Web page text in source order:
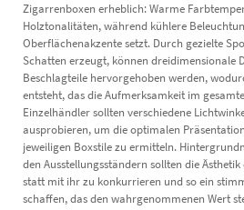
Zigarrenboxen erheblich: Warme
Holztonalitäten, während kühlere
Oberflächenakzente setzt. Durch gezielte
Schatten erzeugt, können dreidimensionale
Beschlagteile hervorgehoben werden,
entsteht, das die Aufmerksamkeit im
Einzelhändler sollten verschiedene
ausprobieren, um die optimalen
jeweiligen Boxstile zu ermitteln.
den Ausstellungsständern sollten die
statt mit ihr zu konkurrieren und so ein
schaffen, das den wahrgenommenen Wert